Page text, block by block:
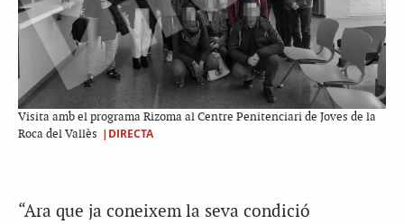
Visita amb el programa Rizoma al Centre Penitenciari de Joves de la
Roca del Vallès |DIRECTA
“Ara que ja coneixem la seva condició